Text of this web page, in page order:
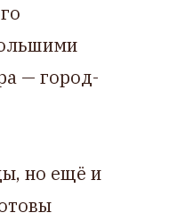
— город-
но ещё и